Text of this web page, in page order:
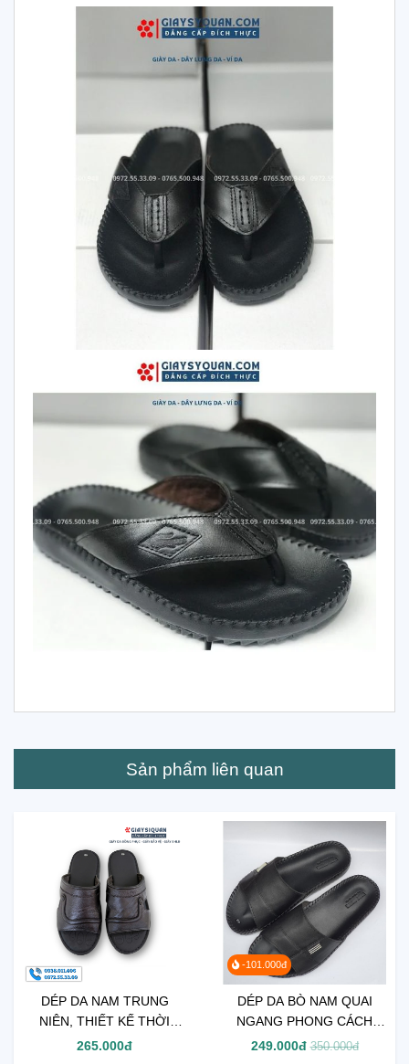
Sản phẩm liên quan
DÉP DA NAM TRUNG
NIÊN, THIẾT KẾ THỜI
TRANG ĐẸP MẮT, ĐẾ CAO
265.000đ
-101.000đ
DÉP DA BÒ NAM QUAI
NGANG PHONG CÁCH
TRẺ TRUNG MÃ 102
249.000đ 350.000đ